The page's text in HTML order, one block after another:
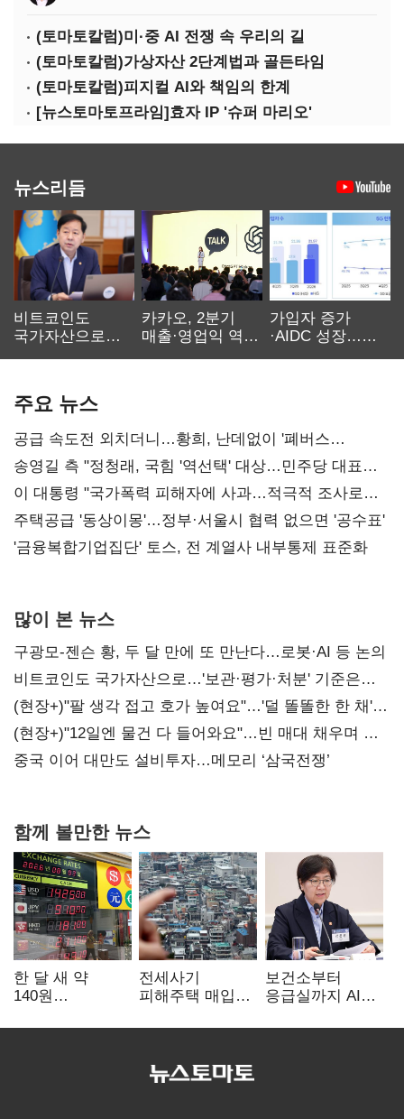
(토마토칼럼)미·중 AI 전쟁 속 우리의 길
(토마토칼럼)가상자산 2단계법과 골든타임
(토마토칼럼)피지컬 AI와 책임의 한계
[뉴스토마토프라임]효자 IP '슈퍼 마리오'
뉴스리듬
비트코인도
국가자산으로…'
카카오, 2분기
매출·영업익 역대
가입자 증가
·AIDC 성장…
주요 뉴스
공급 속도전 외치더니…황희, 난데없이 '폐버스
리모델링' 제안
송영길 측 "정청래, 국힘 '역선택' 대상…민주당 대표로
총선 지휘 못해"
이 대통령 "국가폭력 피해자에 사과…적극적 조사로
진실 밝혀야"
주택공급 '동상이몽'…정부·서울시 협력 없으면 '공수표'
'금융복합기업집단' 토스, 전 계열사 내부통제 표준화
많이 본 뉴스
구광모-젠슨 황, 두 달 만에 또 만난다…로봇·AI 등 논의
비트코인도 국가자산으로…'보관·평가·처분' 기준은
숙제
(현장+)"팔 생각 접고 호가 높여요"…'덜 똘똘한 한 채'
20억 키맞추기
(현장+)"12일엔 물건 다 들어와요"…빈 매대 채우며 문
연 홈플러스
중국 이어 대만도 설비투자…메모리 ‘삼국전쟁’
함께 볼만한 뉴스
한 달 새 약
140원
엔저'에 원화
전세사기
피해주택 매입
누적 피해자
보건소부터
응급실까지 AI
혁신 본격화